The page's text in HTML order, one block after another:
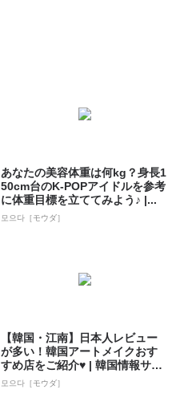
あなたの美容体重は何kg？身長1
50cm台のK-POPアイドルを参考
に体重目標を立ててみよう♪ |...
모으다［モウダ］
【韓国・江南】日本人レビュー
が多い！韓国アートメイクおす
すめ店をご紹介♥ | 韓国情報サイ
ト 모으...
모으다［モウダ］